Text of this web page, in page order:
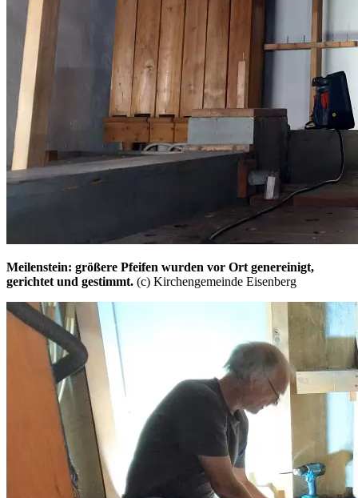
Meilenstein: größere Pfeifen wurden vor Ort genereinigt,
gerichtet und gestimmt. (c) Kirchengemeinde Eisenberg